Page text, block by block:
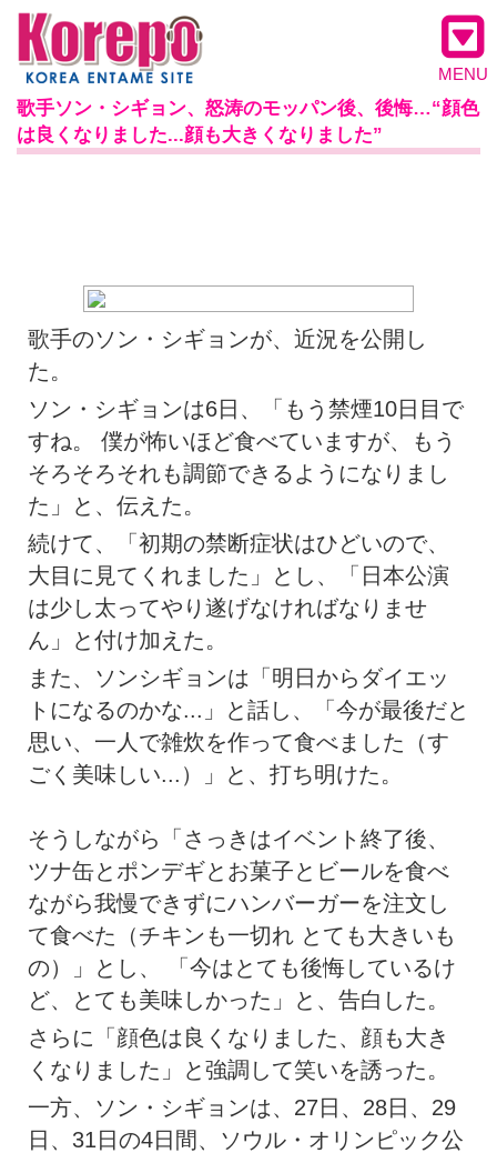
MENU
歌手ソン・シギョン、怒涛のモッパン後、後悔…“顔色
は良くなりました...顔も大きくなりました”
歌手のソン・シギョンが、近況を公開し
た。
ソン・シギョンは6日、「もう禁煙10日目で
すね。 僕が怖いほど食べていますが、もう
そろそろそれも調節できるようになりまし
た」と、伝えた。
続けて、「初期の禁断症状はひどいので、
大目に見てくれました」とし、「日本公演
は少し太ってやり遂げなければなりませ
ん」と付け加えた。
また、ソンシギョンは「明日からダイエッ
トになるのかな...」と話し、「今が最後だと
思い、一人で雑炊を作って食べました（す
ごく美味しい...）」と、打ち明けた。
そうしながら「さっきはイベント終了後、
ツナ缶とポンデギとお菓子とビールを食べ
ながら我慢できずにハンバーガーを注文し
て食べた（チキンも一切れ とても大きいも
の）」とし、 「今はとても後悔しているけ
ど、とても美味しかった」と、告白した。
さらに「顔色は良くなりました、顔も大き
くなりました」と強調して笑いを誘った。
一方、ソン・シギョンは、27日、28日、29
日、31日の4日間、ソウル・オリンピック公